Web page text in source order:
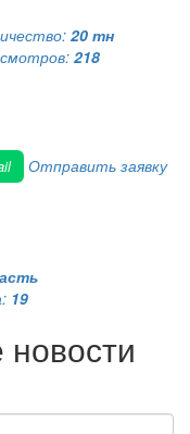
20 тн
218
Отправить заявку
19